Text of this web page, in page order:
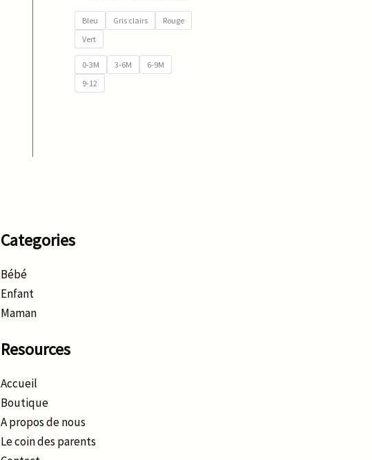
Bleu Gris clairs
Rouge
Vert
0-3M 3-6M
6-9M
9-12
Categories
Bébé
Enfant
Maman
Resources
Accueil
Boutique
A propos de nous
Le coin des parents